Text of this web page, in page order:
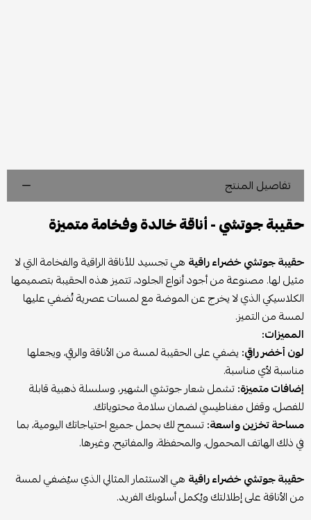
تفاصيل المنتج
حقيبة جوتشي - أناقة خالدة وفخامة متميزة
حقيبة جوتشي خضراء راقية هي تجسيد للأناقة الراقية والفخامة التي لا
مثيل لها. مصنوعة من أجود أنواع الجلود، تتميز هذه الحقيبة بتصميمها
الكلاسيكي الذي لا يخرج عن الموضة مع لمسات عصرية تُضفي عليها
لمسة من التميز.
المميزات:
لون أخضر راقي: يضفي على الحقيبة لمسة من الأناقة والرقي، ويجعلها
مناسبة لأي مناسبة.
إضافات متميزة:تشمل شعار جوتشي الشهير، وسلسلة ذهبية قابلة
للفصل، وقفل مغناطيسي لضمان سلامة محتوياتك.
مساحة تخزين واسعة:تسمح لك بحمل جميع احتياجاتك اليومية، بما
في ذلك الهاتف المحمول، والمحفظة، والمفاتيح، وغيرها.
حقيبة جوتشي خضراء راقية هي الاستثمار المثالي الذي سيُضفي لمسة
من الأناقة على إطلالتك ويُكمل أسلوبك الفريد.